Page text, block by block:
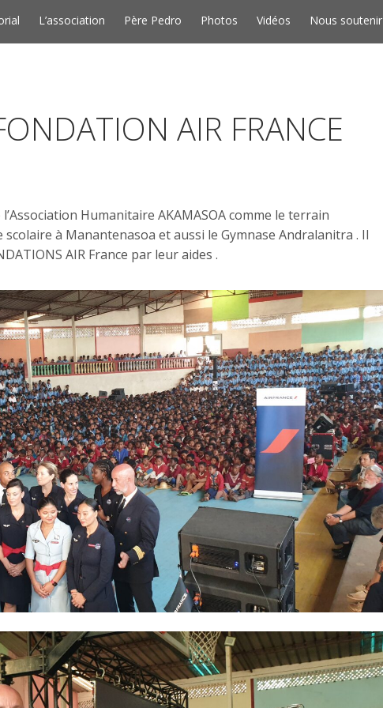
L’association Père Pedro Photos Vidéos Nous soutenir
AIR FRANCE
Humanitaire AKAMASOA comme le terrain
à Manantenasoa et aussi le Gymnase Andralanitra . Il
AIR France par leur aides .